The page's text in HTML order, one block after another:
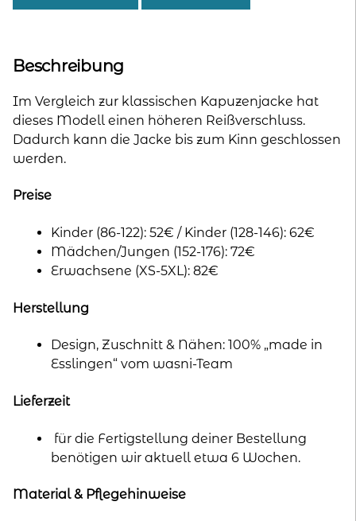
Beschreibung
Im Vergleich zur klassischen Kapuzenjacke hat
dieses Modell einen höheren Reißverschluss.
Dadurch kann die Jacke bis zum Kinn geschlossen
werden.
Preise
Kinder (86-122): 52€ / Kinder (128-146): 62€
Mädchen/Jungen (152-176): 72€
Erwachsene (XS-5XL): 82€
Herstellung
Design, Zuschnitt & Nähen: 100% „made in
Esslingen“ vom wasni-Team
Lieferzeit
für die Fertigstellung deiner Bestellung
benötigen wir aktuell etwa 6 Wochen.
Material & Pflegehinweise